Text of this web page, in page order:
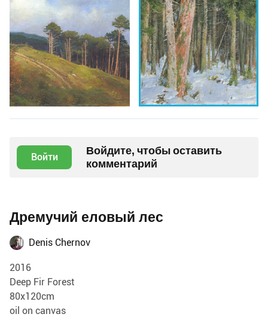
Войти
Войдите, чтобы оставить
комментарий
Дремучий еловый лес
Denis Chernov
2016
Deep Fir Forest
80x120cm
oil on canvas